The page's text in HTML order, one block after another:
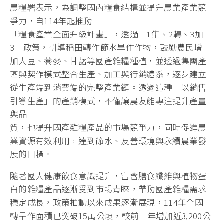
農糧署表示，為調整國內糧食結構並提升農業產業競
爭力，自114年起推動
「糧食產業全面升級計畫」，透過「1集、2轉、3加
3」政策，引導稻田轉作節水旱作作物，鼓勵農民增
加大豆、蕎麥、甘藷等國產雜糧種植，並透過集團產
區與契作模式整合生產、加工與行銷體系，逐步建立
從生產端到消費端的完整產業鏈。透過這種「以銷售
引導生產」的產銷模式，不僅讓農友能專注提升產量
與品
質，也提升國產雜糧產品的市場競爭力，同時促進農
業資源有效利用，達到節水、友善環境與永續農業發
展的目標。
隨著國人健康飲食意識提升，富含膳食纖維與植物蛋
白的雜糧產品逐漸受到市場青睞，帶動國產雜糧需求
穩定成長，政策推動以來成果逐漸展現，114年全國
轉旱作面積已突破15萬公頃，較前一年增加近3,200公